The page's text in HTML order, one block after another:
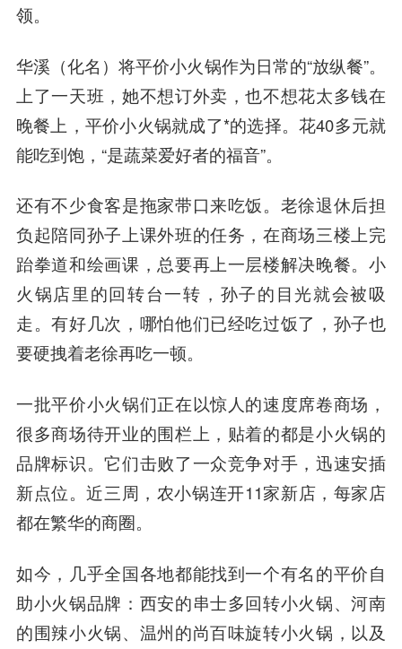
领。
华溪（化名）将平价小火锅作为日常的“放纵餐”。
上了一天班，她不想订外卖，也不想花太多钱在
晚餐上，平价小火锅就成了*的选择。花40多元就
能吃到饱，“是蔬菜爱好者的福音”。
还有不少食客是拖家带口来吃饭。老徐退休后担
负起陪同孙子上课外班的任务，在商场三楼上完
跆拳道和绘画课，总要再上一层楼解决晚餐。小
火锅店里的回转台一转，孙子的目光就会被吸
走。有好几次，哪怕他们已经吃过饭了，孙子也
要硬拽着老徐再吃一顿。
一批平价小火锅们正在以惊人的速度席卷商场，
很多商场待开业的围栏上，贴着的都是小火锅的
品牌标识。它们击败了一众竞争对手，迅速安插
新点位。近三周，农小锅连开11家新店，每家店
都在繁华的商圈。
如今，几乎全国各地都能找到一个有名的平价自
助小火锅品牌：西安的串士多回转小火锅、河南
的围辣小火锅、温州的尚百味旋转小火锅，以及